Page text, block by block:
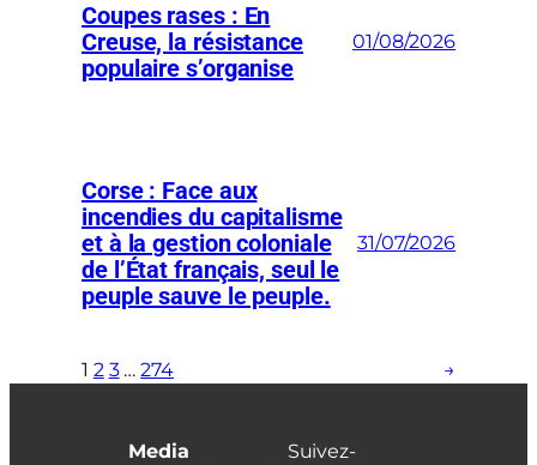
Coupes rases : En
Creuse, la résistance
populaire s’organise
01/08/2026
Corse : Face aux
incendies du capitalisme
et à la gestion coloniale
de l’État français, seul le
peuple sauve le peuple.
31/07/2026
1 2 3 … 274 →
Media
Suivez-